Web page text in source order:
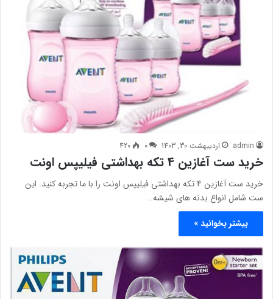
admin اردیبهشت 30, 1403 0
420
خرید ست آغازین 4 تکه بهداشتی فیلیپس اونت
خرید ست آغازین 4 تکه بهداشتی فیلیپس اونت را با ما تجربه کنید. این
ست شامل انواع بدنه های شیشه…
بیشتر بخوانید »